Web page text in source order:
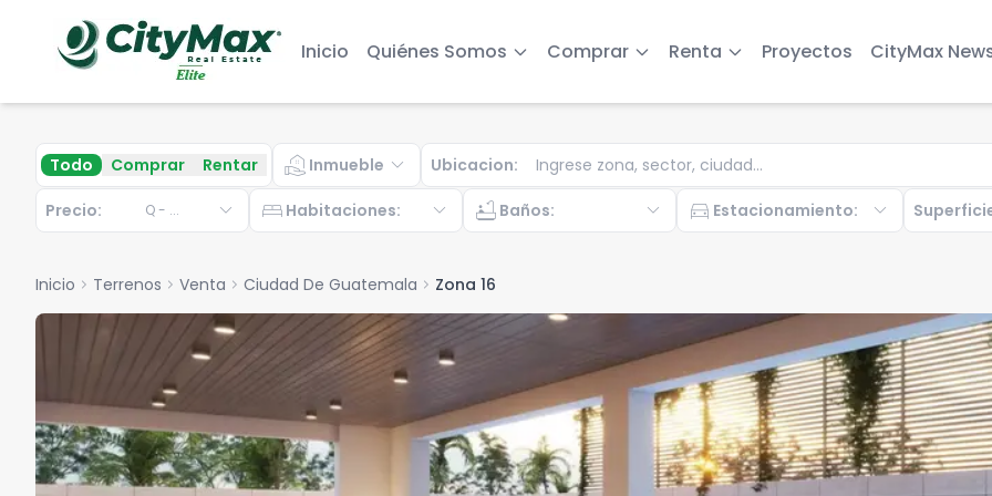
Inicio Quiénes Somos Comprar Renta Proyectos CityMax
Todo Comprar Rentar real_estate_agent Inmueble expand_more Ubicacion:
Precio: Q - ... expand_more bed Habitaciones: expand_more bathtub Baños: expand_more directions_car Estacionamiento: expand_more
Inicio chevron_right Terrenos chevron_right Venta chevron_right Ciudad De Guatemala chevron_right Zona 16